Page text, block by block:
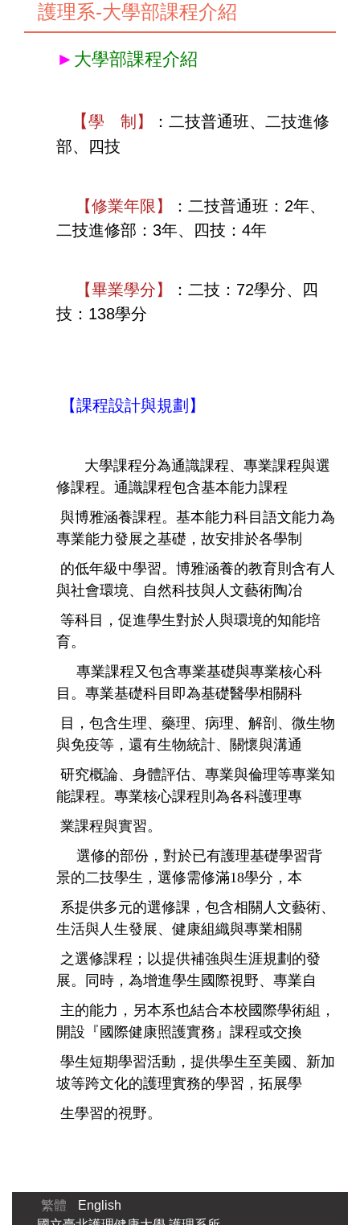
護理系-大學部課程介紹
► 大學部課程介紹
【學 制 】 ： 二技普通班、 二技進修
部、四技
【修業年限 】 ： 二技普通班： 2年、
二技進修部 ： 3年、 四技： 4年
【畢業學分】 ： 二技： 72學分、
四
技： 138學分
【課程設計與規劃】
大學課程分為通識課程、專業課程與選
修課程。通識課程包含基本能力課程
與博雅涵養課程。基本能力科目語文能力為
專業能力發展之基礎，故安排於各學制
的低年級中學習。博雅涵養的教育則含有人
與社會環境、自然科技與人文藝術陶冶
等科目，促進學生對於人與環境的知能培
育。
專業課程又包含專業基礎與專業核心科
目。專業基礎科目即為基礎醫學相關科
目，包含生理、藥理、病理、解剖、微生物
與免疫等，還有生物統計、 關懷與溝通
研究概論、身體評估、專業與倫理等專業知
能課程。專業核心課程則為各科護理專
業課程與實習。
選修的部份，對於已有護理基礎學習背
景的二技學生，選修需修滿18學分，本
系提供多元的選修課，包含相關人文藝術、
生活與人生發展、健康組織與專業相關
之選修課程；以提供補強與生涯規劃的發
展。同時，為增進學生國際視野、專業自
主的能力，另本系也結合本校國際學術組，
開設『國際健康照護實務』課程或交換
學生短期學習活動，提供學生至美國、新加
坡等跨文化的護理實務的學習，拓展學
生學習的視野。
繁體
English